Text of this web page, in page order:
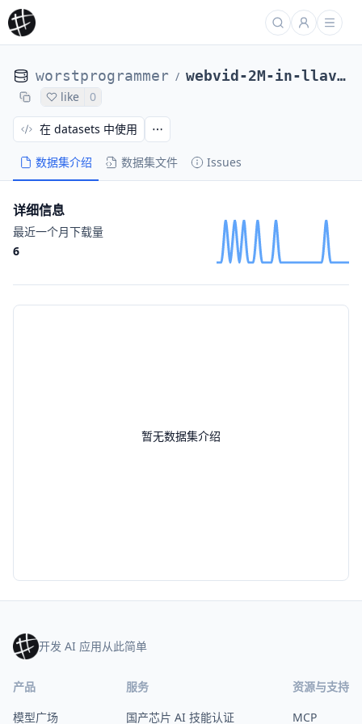
worstprogrammer / webvid-2M-in-llava-558k-with-webvid-images
like 0
数据集介绍 数据集文件 Issues
在 datasets 中使用
暂无数据集介绍
详细信息
最近一个月下载量
6
开发 AI 应用从此简单
产品
模型广场
服务
国产芯片 AI 技能认证
资源与支持
MCP